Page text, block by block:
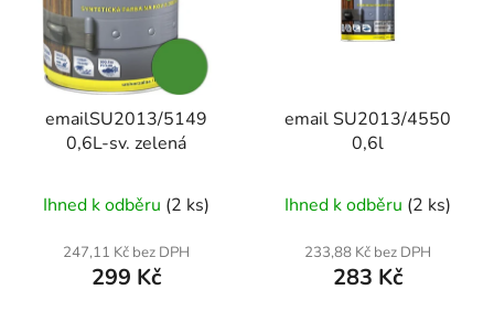
emailSU2013/5149
0,6L-sv. zelená
Ihned k odběru (2 ks)
247,11 Kč bez DPH
299 Kč
email SU2013/4550
0,6l
Ihned k odběru (2 ks)
233,88 Kč bez DPH
283 Kč